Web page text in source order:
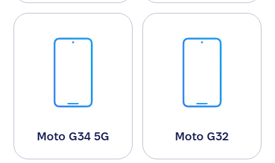
Moto G34 5G Moto G32